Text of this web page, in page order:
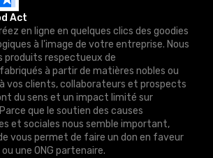
Act
en ligne en quelques clics des goodies
à l'image de votre entreprise. Nous
produits respectueux de
à partir de matières nobles ou
vos clients, collaborateurs et prospects
du sens et un impact limité sur
que le soutien des causes
et sociales nous semble important,
vous permet de faire un don en faveur
une ONG partenaire.